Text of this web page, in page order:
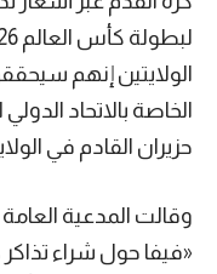
الولايتين إنهم
حزيران القادم في
وقالت المدعية العامة
«فيفا حول شراء تذاكر